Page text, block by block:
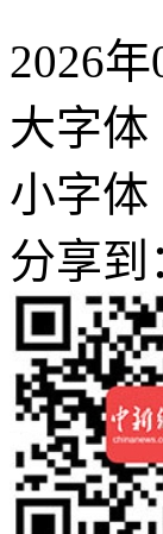
2026
大字体
小字体
分享到